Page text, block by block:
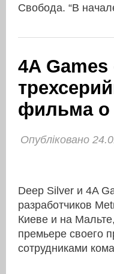
Свобода. “В
4A
фильма о
Опубліковано
Deep Silver и 4A
разработчиков
Киеве и на
премьере своего
сотрудниками